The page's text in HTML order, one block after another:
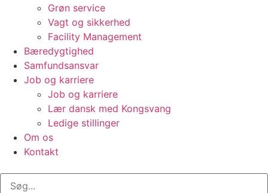
Grøn service
Vagt og sikkerhed
Facility Management
Bæredygtighed
Samfundsansvar
Job og karriere
Job og karriere
Lær dansk med Kongsvang
Ledige stillinger
Om os
Kontakt